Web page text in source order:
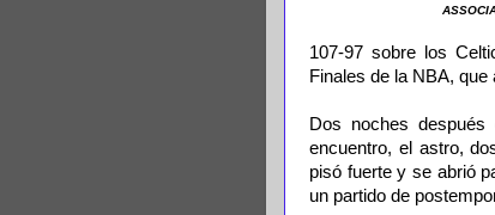
107-97 sobre los
Finales de la NBA,
Dos noches
encuentro, el astro,
pisó fuerte y se abrió
un partido de